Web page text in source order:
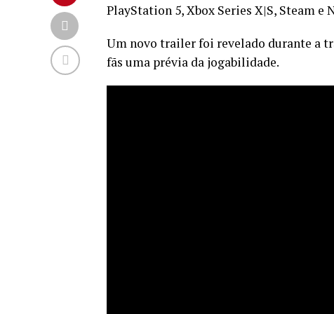
PlayStation 5, Xbox Series X|S, Steam e
Um novo trailer foi revelado durante a
fãs uma prévia da jogabilidade.